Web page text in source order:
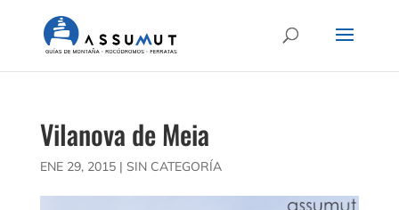
Vilanova de Meia
ENE 29, 2015| SIN CATEGORÍA